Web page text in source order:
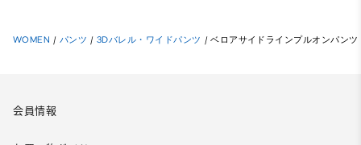
WOMEN / パンツ / 3Dバレル・ワイドパンツ / ベロアサイドラインプルオンパンツ
会員情報